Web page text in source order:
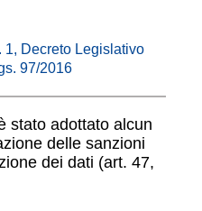
1, Decreto Legislativo
97/2016
stato adottato alcun
delle sanzioni
dei dati (art. 47,